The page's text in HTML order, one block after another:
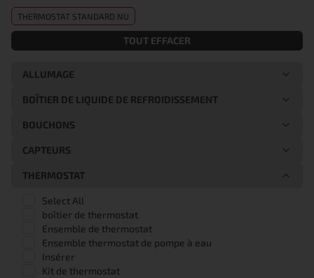
THERMOSTAT STANDARD NU
TOUT EFFACER
ALLUMAGE
BOÎTIER DE LIQUIDE DE REFROIDISSEMENT
BOUCHONS
CAPTEURS
THERMOSTAT
Select All
boîtier de thermostat
Ensemble de thermostat
Ensemble thermostat de pompe à eau
Insérer
Kit de thermostat